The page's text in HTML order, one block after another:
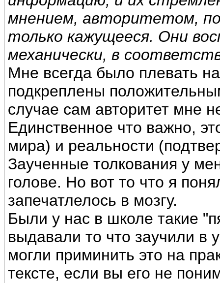
мнением, авторитетом,
только кажущееся. Они
механически, в
Мне всегда было плевать
подкреплены
случае сам авторитет мне
Единственное что важно,
мира) и реальности
Заученные толкования у
голове. Но вот то что я
запечатлелось в мозгу.
Были у нас в школе такие
выдавали то что заучили в
могли приминить это на
тексте, если вы его не